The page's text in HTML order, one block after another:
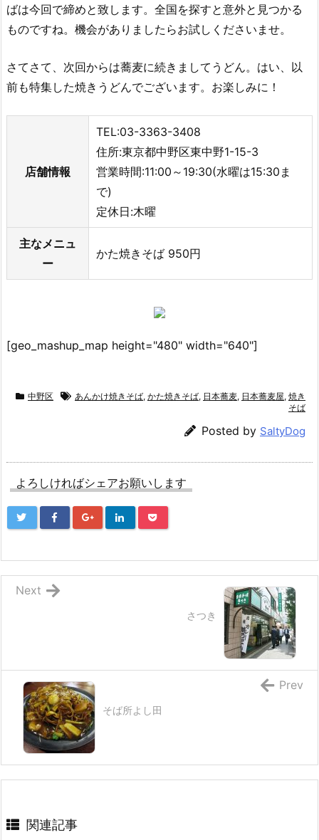
ばは今回で締めと致します。全国を探すと意外と見つかる
ものですね。機会がありましたらお試しくださいませ。
さてさて、次回からは蕎麦に続きましてうどん。はい、以
前も特集した焼きうどんでございます。お楽しみに！
店舗情報
TEL:03-3363-3408
住所:東京都中野区東中野1-15-3
営業時間:11:00～19:30(水曜は15:30ま
で)
定休日:木曜
主なメニュ
ー
かた焼きそば 950円
[geo_mashup_map height="480" width="640"]
中野区 あんかけ焼きそば, かた焼きそば, 日本蕎麦, 日本蕎麦屋, 焼き
そば
Posted by SaltyDog
よろしければシェアお願いします
さつき
Next
そば所よし田
Prev
関連記事